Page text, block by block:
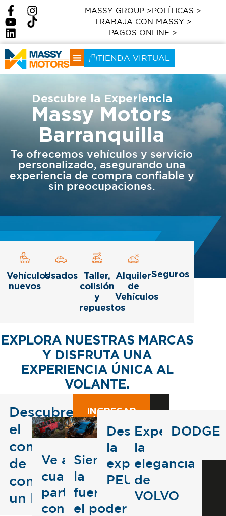
MASSY GROUP >POLÍTICAS >
TRABAJA CON MASSY >
PAGOS ONLINE >
TIENDA VIRTUAL
Descubre la Experiencia
Massy Motors
Barranquilla
Te ofrecemos vehículos y servicio
personalizado, asegurando una
experiencia de compra confiable y
sin preocupaciones.
Vehículos
nuevos
Usados
Taller,
colisión
y
repuestos
Alquiler
de
Vehículos
Seguros
EXPLORA NUESTRAS MARCAS
Y DISFRUTA UNA
EXPERIENCIA ÚNICA AL
VOLANTE.
Descubre
el
comfort
de
conducir
un FIAT
INGRESAR
AL SITIO
WEB
Ve a
cualquier
parte
con
INGRESAR
AL SITIO
WEB
Siente
la
fuerza y
el poder
AL SITIO
Descubre
la
experiencia
PEUGEOT
AL
Experimenta
la
elegancia
de
VOLVO
DODGE